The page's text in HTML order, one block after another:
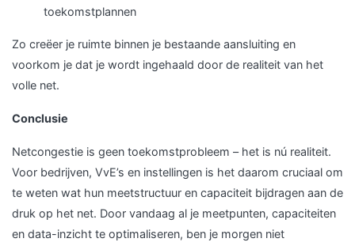
toekomstplannen
Zo creëer je ruimte binnen je bestaande aansluiting en
voorkom je dat je wordt ingehaald door de realiteit van het
volle net.
Conclusie
Netcongestie is geen toekomstprobleem – het is nú realiteit.
Voor bedrijven, VvE’s en instellingen is het daarom cruciaal om
te weten wat hun meetstructuur en capaciteit bijdragen aan de
druk op het net. Door vandaag al je meetpunten, capaciteiten
en data-inzicht te optimaliseren, ben je morgen niet